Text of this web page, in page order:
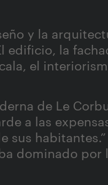
y la
la
el
de Le
a las
dominado por